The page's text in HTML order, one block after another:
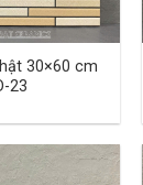
30×60 cm
23